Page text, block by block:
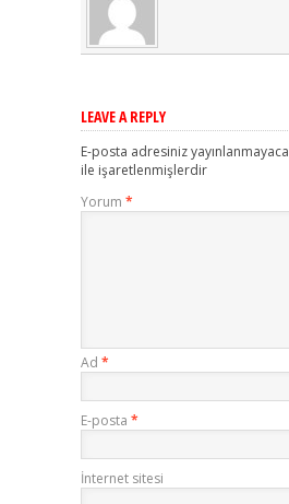
LEAVE A REPLY
E-posta adresiniz
ile işaretlenmişlerdir
Yorum *
Ad *
E-posta *
İnternet sitesi